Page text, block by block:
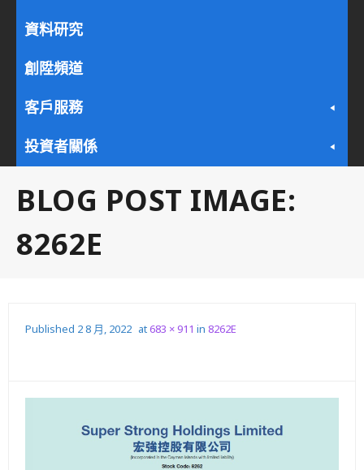
資料研究
創陞頻道
客戶服務
投資者關係
BLOG POST IMAGE:
8262E
Published 2 8 月, 2022 at683 × 911 in 8262E